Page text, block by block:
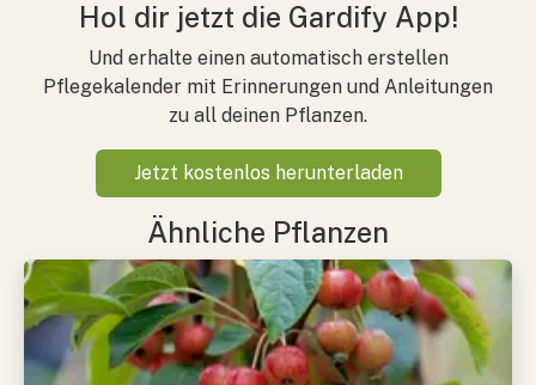
Hol dir jetzt die Gardify App!
Und erhalte einen automatisch erstellen
Pflegekalender mit Erinnerungen und Anleitungen
zu all deinen Pflanzen.
Jetzt kostenlos herunterladen
Ähnliche Pflanzen